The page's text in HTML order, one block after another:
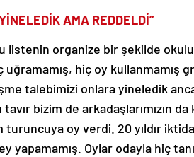
AMA REDDELDİ”
listenin organize bir şekilde
uğramamış, hiç oy kullanmamış
talebimizi onlara yineledik
bizim de arkadaşlarımızın da
turuncuya oy verdi. 20 yıldır
yapamamış. Oylar odayla hiç